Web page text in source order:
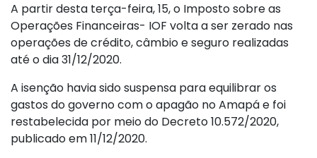
A partir desta terça-feira, 15, o Imposto sobre as
Operações Financeiras- IOF volta a ser zerado nas
operações de crédito, câmbio e seguro realizadas
até o dia 31/12/2020.
A isenção havia sido suspensa para equilibrar os
gastos do governo com o apagão no Amapá e foi
restabelecida por meio do Decreto 10.572/2020,
publicado em 11/12/2020.